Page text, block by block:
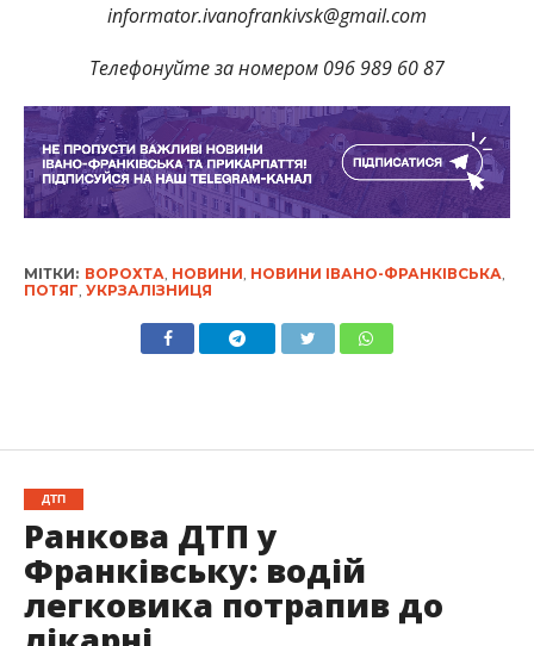
informator.ivanofrankivsk@gmail.com
Телефонуйте за номером 096 989 60 87
МІТКИ: ВОРОХТА НОВИНИ НОВИНИ ІВАНО-ФРАНКІВСЬКА
ПОТЯГ УКРЗАЛІЗНИЦЯ
ДТП
Ранкова ДТП у
Франківську: водій
легковика потрапив до